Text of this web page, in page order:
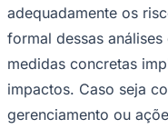
adequadamente os
formal dessas
medidas concretas
impactos. Caso seja
gerenciamento ou